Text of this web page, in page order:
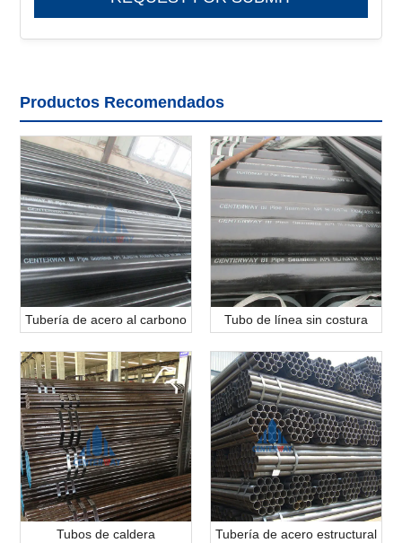
Productos Recomendados
Tubería de acero al carbono Tubo de línea sin costura
Tubos de caldera Tubería de acero estructural